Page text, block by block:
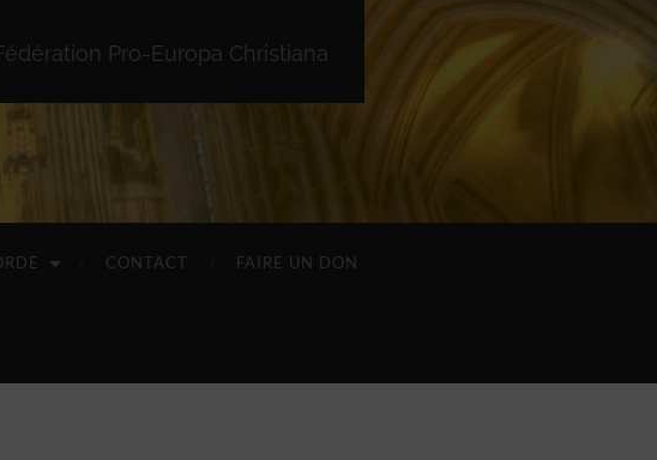
Pro-Europa Christiana
CONTACT FAIRE UN DON